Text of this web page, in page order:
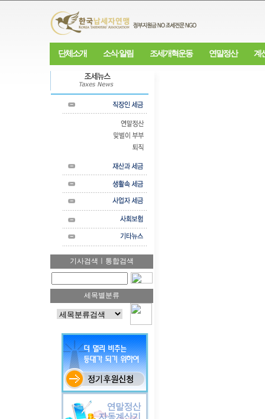
단체소개 소식·알림 조세개혁운동 연말정산 계
기사검색ㅣ통합검색
세목별분류